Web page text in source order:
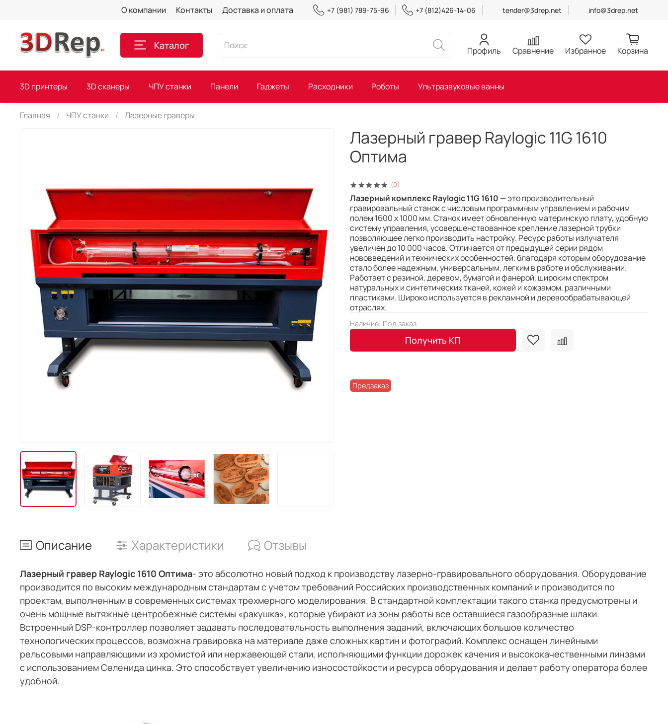
О компании Контакты Доставка и оплата +7 (981) 789-75-96 +7 (812)426-14-06 tender@3drep.net info@3drep.net
Каталог Профиль Сравнение Избранное Корзина
3D принтеры 3D сканеры ЧПУ станки Панели Гаджеты Расходники Роботы Ультразвуковые ванны
Главная ЧПУ станки Лазерные граверы
(0)
Наличие: Под заказ
Предзаказ
Лазерный гравер Raylogic 11G 1610
Оптима
Получить КП
Лазерный комплексRaylogic 11G 1610 —это производительный
гравировальный станок с числовым программным управлением и рабочим
полем 1600 х 1000 мм. Станок имеет обновленную материнскую плату, удобную
систему управления, усовершенствованное крепление лазерной трубки
позволяющее легко производить настройку. Ресурс работы излучателя
увеличен до 10 000 часов. Отличается от предыдущей серии рядом
нововведений и технических особенностей, благодаря которым оборудование
стало более надежным, универсальным, легким в работе и обслуживании.
Работает с резиной, деревом, бумагой и фанерой, широким спектром
натуральных и синтетических тканей, кожей и кожзамом, различными
пластиками. Широко используется в рекламной и деревообрабатывающей
отраслях.
Описание Характеристики Отзывы
Лазерный гравер Raylogic 1610 Оптима- это абсолютно новый подход к производству лазерно-гравировального оборудования. Оборудование
производится по высоким международным стандартам с учетом требований Российских производственных компаний и производится по
проектам, выполненным в современных системах трехмерного моделирования. В стандартной комплектации такого станка предусмотрены и
очень мощные вытяжные центробежные системы «ракушка», которые убирают из зоны работы все оставшиеся газообразные шлаки.
Встроенный DSP-контроллер позволяет задавать последовательность выполнения заданий, включающих большое количество
технологических процессов, возможна гравировка на материале даже сложных картин и фотографий. Комплекс оснащен линейными
рельсовыми направляющими из хромистой или нержавеющей стали, исполняющими функции дорожек качения и высококачественными линзами
с использованием Селенида цинка. Это способствует увеличению износостойкости и ресурса оборудования и делает работу оператора более
удобной.